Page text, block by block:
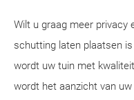
Wilt u graag meer privacy
schutting laten plaatsen
wordt uw tuin met
wordt het aanzicht van